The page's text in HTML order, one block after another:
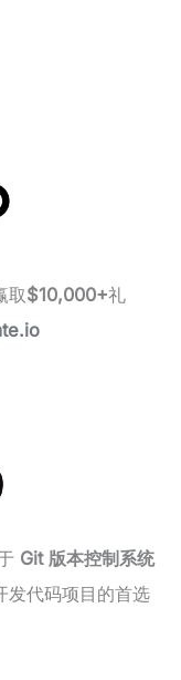
取$10,000+礼
Git 版本控制系统
发代码项目的首选